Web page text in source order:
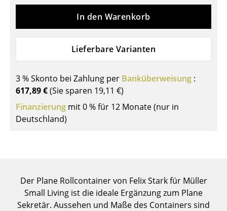
Sekretäre & PC-Tische
Konferenztische
Kindertische
Gartentische
Servierwagen
Aufbewahren
Regale & Schränke
In den Warenkorb
Lieferbare Varianten
3 % Skonto bei Zahlung per Banküberweisung :
617,89 €(Sie sparen 19,11 €)
Finanzierung mit 0 % für 12 Monate (nur in
Deutschland)
Der Plane Rollcontainer von Felix Stark für Müller
Small Living ist die ideale Ergänzung zum Plane
Sekretär. Aussehen und Maße des Containers sind